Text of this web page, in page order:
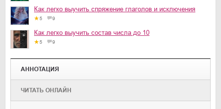
Как легко выучить спряжение глаголов и исключения
5 9
Как легко выучить состав числа до 10
5 9
АННОТАЦИЯ
ЧИТАТЬ ОНЛАЙН